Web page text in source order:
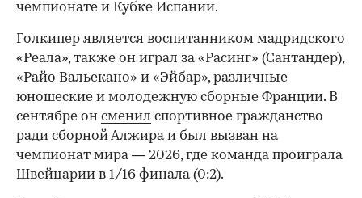
чемпионате и Кубке Испании.
Голкипер является воспитанником мадридского
«Реала», также он играл за «Расинг» (Сантандер),
«Райо Вальекано» и «Эйбар», различные
юношеские и молодежную сборные Франции. В
сентябре он сменил спортивное гражданство
ради сборной Алжира и был вызван на
чемпионат мира — 2026, где командапроиграла
Швейцарии в 1/16 финала (0:2).